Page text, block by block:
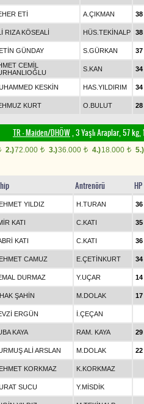
ETİ A.ÇIKMAN 38
RIZA KÖSEALİ HÜS.TEKİNALP 38
GÜNDAY S.GÜRKAN 37
CEMİL
S.KAN 34
KESKİN HAS.YILDIRIM 34
KURT O.BULUT 28
TR - Maiden/DHÖW, 3 Yaşlı Araplar, 57 kg,
2.)72.000 t 3.)36.000 t 4.)18.000 t 5.)
Antrenörü HP
YILDIZ H.TURAN 36
KATI C.KATI 35
KATI C.KATI 36
CAMUZ E.ÇETİNKURT 34
DURMAZ Y.UÇAR 14
ŞAHİN M.DOLAK 17
ERGÜN İ.ÇEÇAN
KAYA RAM. KAYA 29
ALİ ARSLAN M.DOLAK 22
KORKMAZ K.KORKMAZ
SUCU Y.MİSDİK